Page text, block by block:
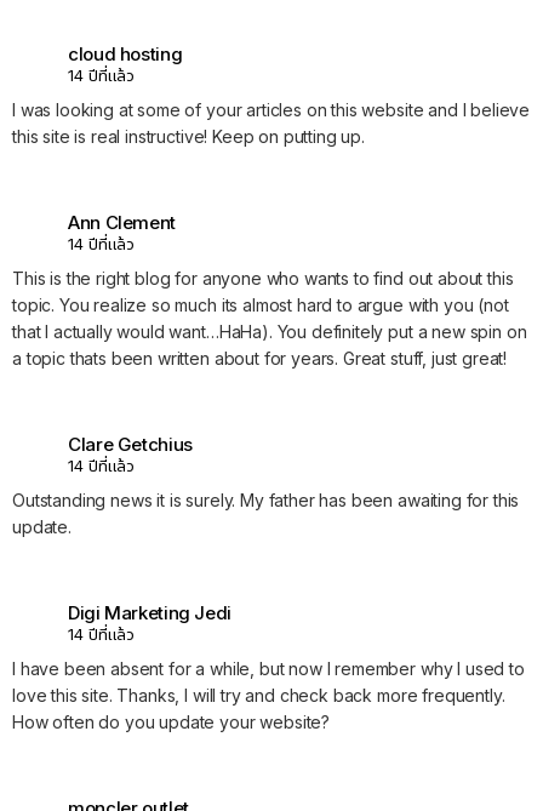
cloud hosting
14 ปีที่แล้ว
I was looking at some of your articles on this website and I believe
this site is real instructive! Keep on putting up.
Ann Clement
14 ปีที่แล้ว
This is the right blog for anyone who wants to find out about this
topic. You realize so much its almost hard to argue with you (not
that I actually would want…HaHa). You definitely put a new spin on
a topic thats been written about for years. Great stuff, just great!
Clare Getchius
14 ปีที่แล้ว
Outstanding news it is surely. My father has been awaiting for this
update.
Digi Marketing Jedi
14 ปีที่แล้ว
I have been absent for a while, but now I remember why I used to
love this site. Thanks, I will try and check back more frequently.
How often do you update your website?